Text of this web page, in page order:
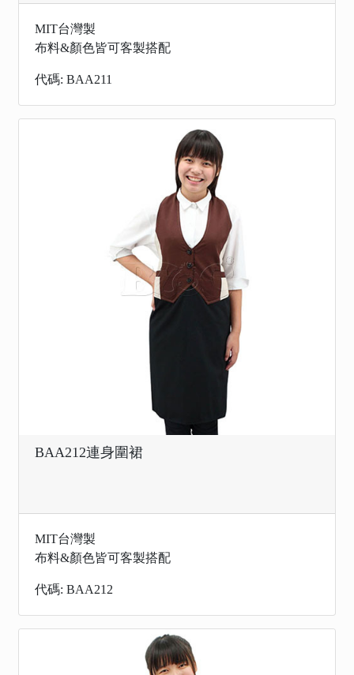
MIT台灣製
布料&顏色皆可客製搭配
代碼: BAA211
BAA212連身圍裙
MIT台灣製
布料&顏色皆可客製搭配
代碼: BAA212